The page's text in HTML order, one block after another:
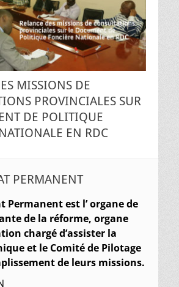
MISSIONS DE
PROVINCIALES SUR
DE POLITIQUE
EN RDC
PERMANENT
Permanent est l’ organe de
de la réforme, organe
chargé d’assister la
et le Comité de Pilotage
de leurs missions.